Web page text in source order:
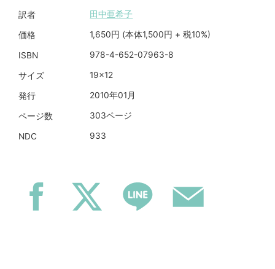
訳者 田中亜希子
価格 1,650円 (本体1,500円 + 税10%)
ISBN 978-4-652-07963-8
サイズ 19×12
発行 2010年01月
ページ数 303ページ
NDC 933